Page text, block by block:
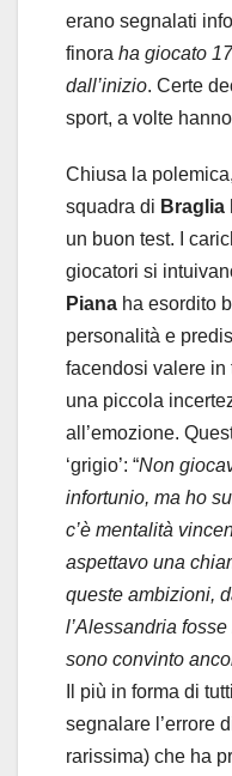
erano segnalati
finora ha giocato
dall’inizio. Certe
sport, a volte
Chiusa la
squadra di Braglia
un buon test. I
giocatori si
Piana ha esordito
personalità e
facendosi valere in
una piccola
all’emozione.
‘grigio’: “Non
infortunio, ma ho
c’è mentalità
aspettavo una
queste ambizioni,
l’Alessandria
sono convinto
Il più in forma di
segnalare l’errore
rarissima) che ha